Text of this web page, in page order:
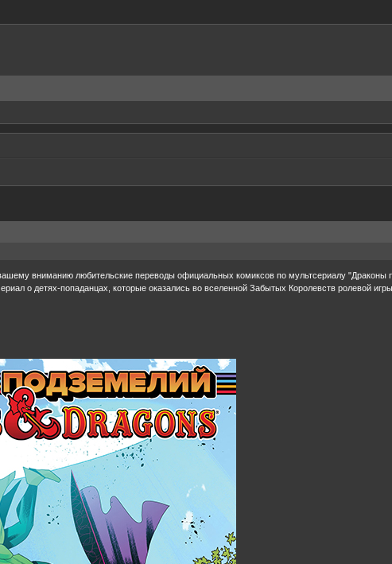
вниманию любительские переводы официальных комиксов по мультсериалу
о детях-попаданцах, которые оказались во вселенной Забытых Королевств ролевой